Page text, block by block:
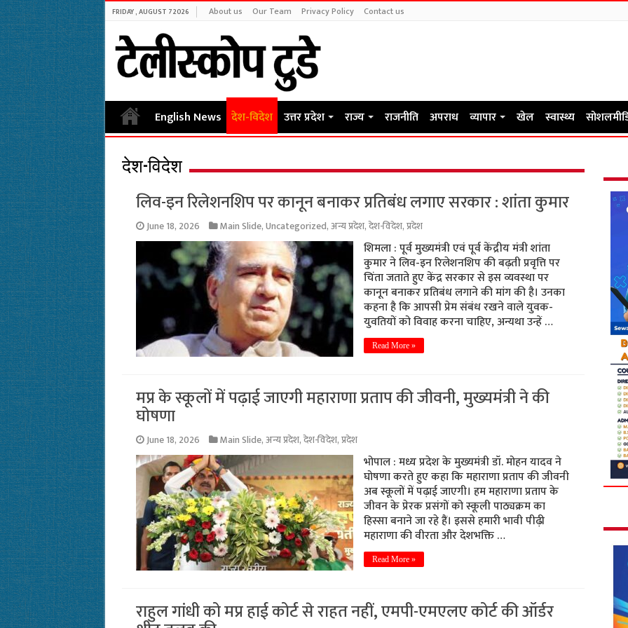
FRIDAY , AUGUST 7 2026 About us Our Team Privacy Policy Contact us
English News देश-विदेश उत्तर प्रदेश राज्य राजनीति अपराध व्यापार खेल स्वास्थ्य
देश-विदेश
लिव-इन रिलेशनशिप पर कानून बनाकर प्रतिबंध लगाए सरकार : शांता कुमार
June 18, 2026 Main Slide,Uncategorized,अन्य प्रदेश,देश-विदेश,प्रदेश
शिमला : पूर्व मुख्यमंत्री एवं पूर्व केंद्रीय मंत्री शांता
कुमार ने लिव-इन रिलेशनशिप की बढ़ती प्रवृत्ति पर
चिंता जताते हुए केंद्र सरकार से इस व्यवस्था पर
कानून बनाकर प्रतिबंध लगाने की मांग की है। उनका
कहना है कि आपसी प्रेम संबंध रखने वाले युवक-
युवतियों को विवाह करना चाहिए, अन्यथा उन्हें …
Read More »
मप्र के स्कूलों में पढ़ाई जाएगी महाराणा प्रताप की जीवनी, मुख्यमंत्री ने की
घोषणा
June 18, 2026 Main Slide,अन्य प्रदेश,देश-विदेश,प्रदेश
भोपाल : मध्य प्रदेश के मुख्यमंत्री डॉ. मोहन यादव ने
घोषणा करते हुए कहा कि महाराणा प्रताप की जीवनी
अब स्कूलों में पढ़ाई जाएगी। हम महाराणा प्रताप के
जीवन के प्रेरक प्रसंगों को स्कूली पाठ्यक्रम का
हिस्सा बनाने जा रहे हैं। इससे हमारी भावी पीढ़ी
महाराणा की वीरता और देशभक्ति …
Read More »
राहुल गांधी को मप्र हाई कोर्ट से राहत नहीं, एमपी-एमएलए कोर्ट की ऑर्डर